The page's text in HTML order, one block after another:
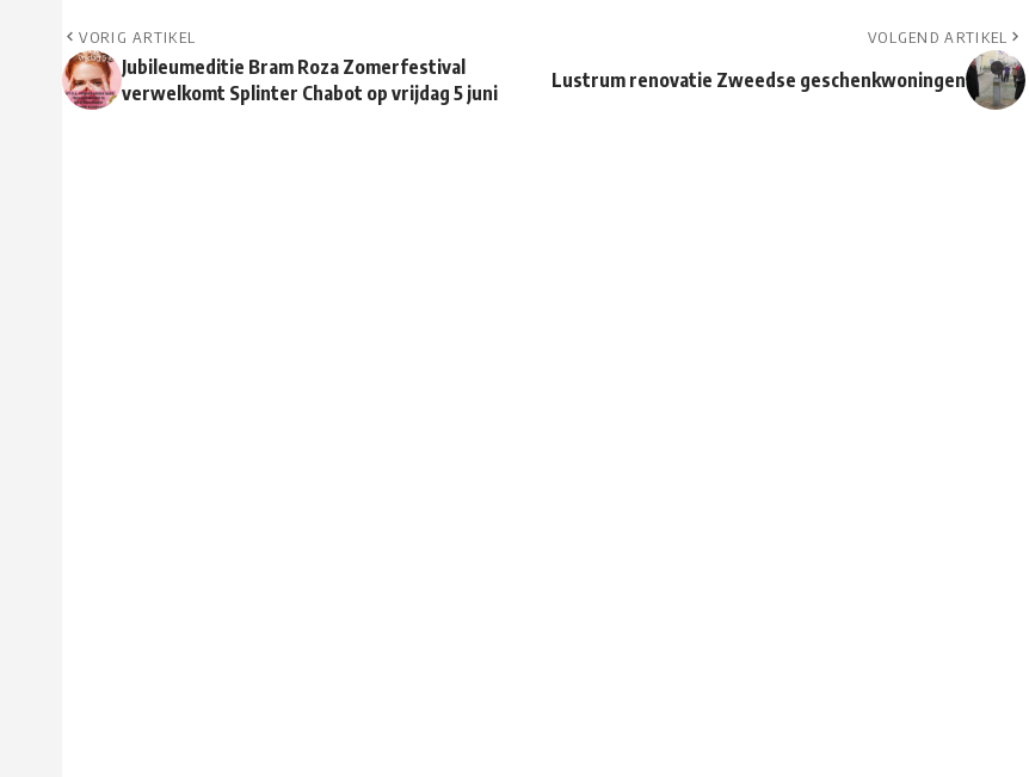
VORIG ARTIKEL
Jubileumeditie Bram Roza Zomerfestival
verwelkomt Splinter Chabot op vrijdag 5 juni
VOLGEND ARTIKEL
Lustrum renovatie Zweedse geschenkwoningen